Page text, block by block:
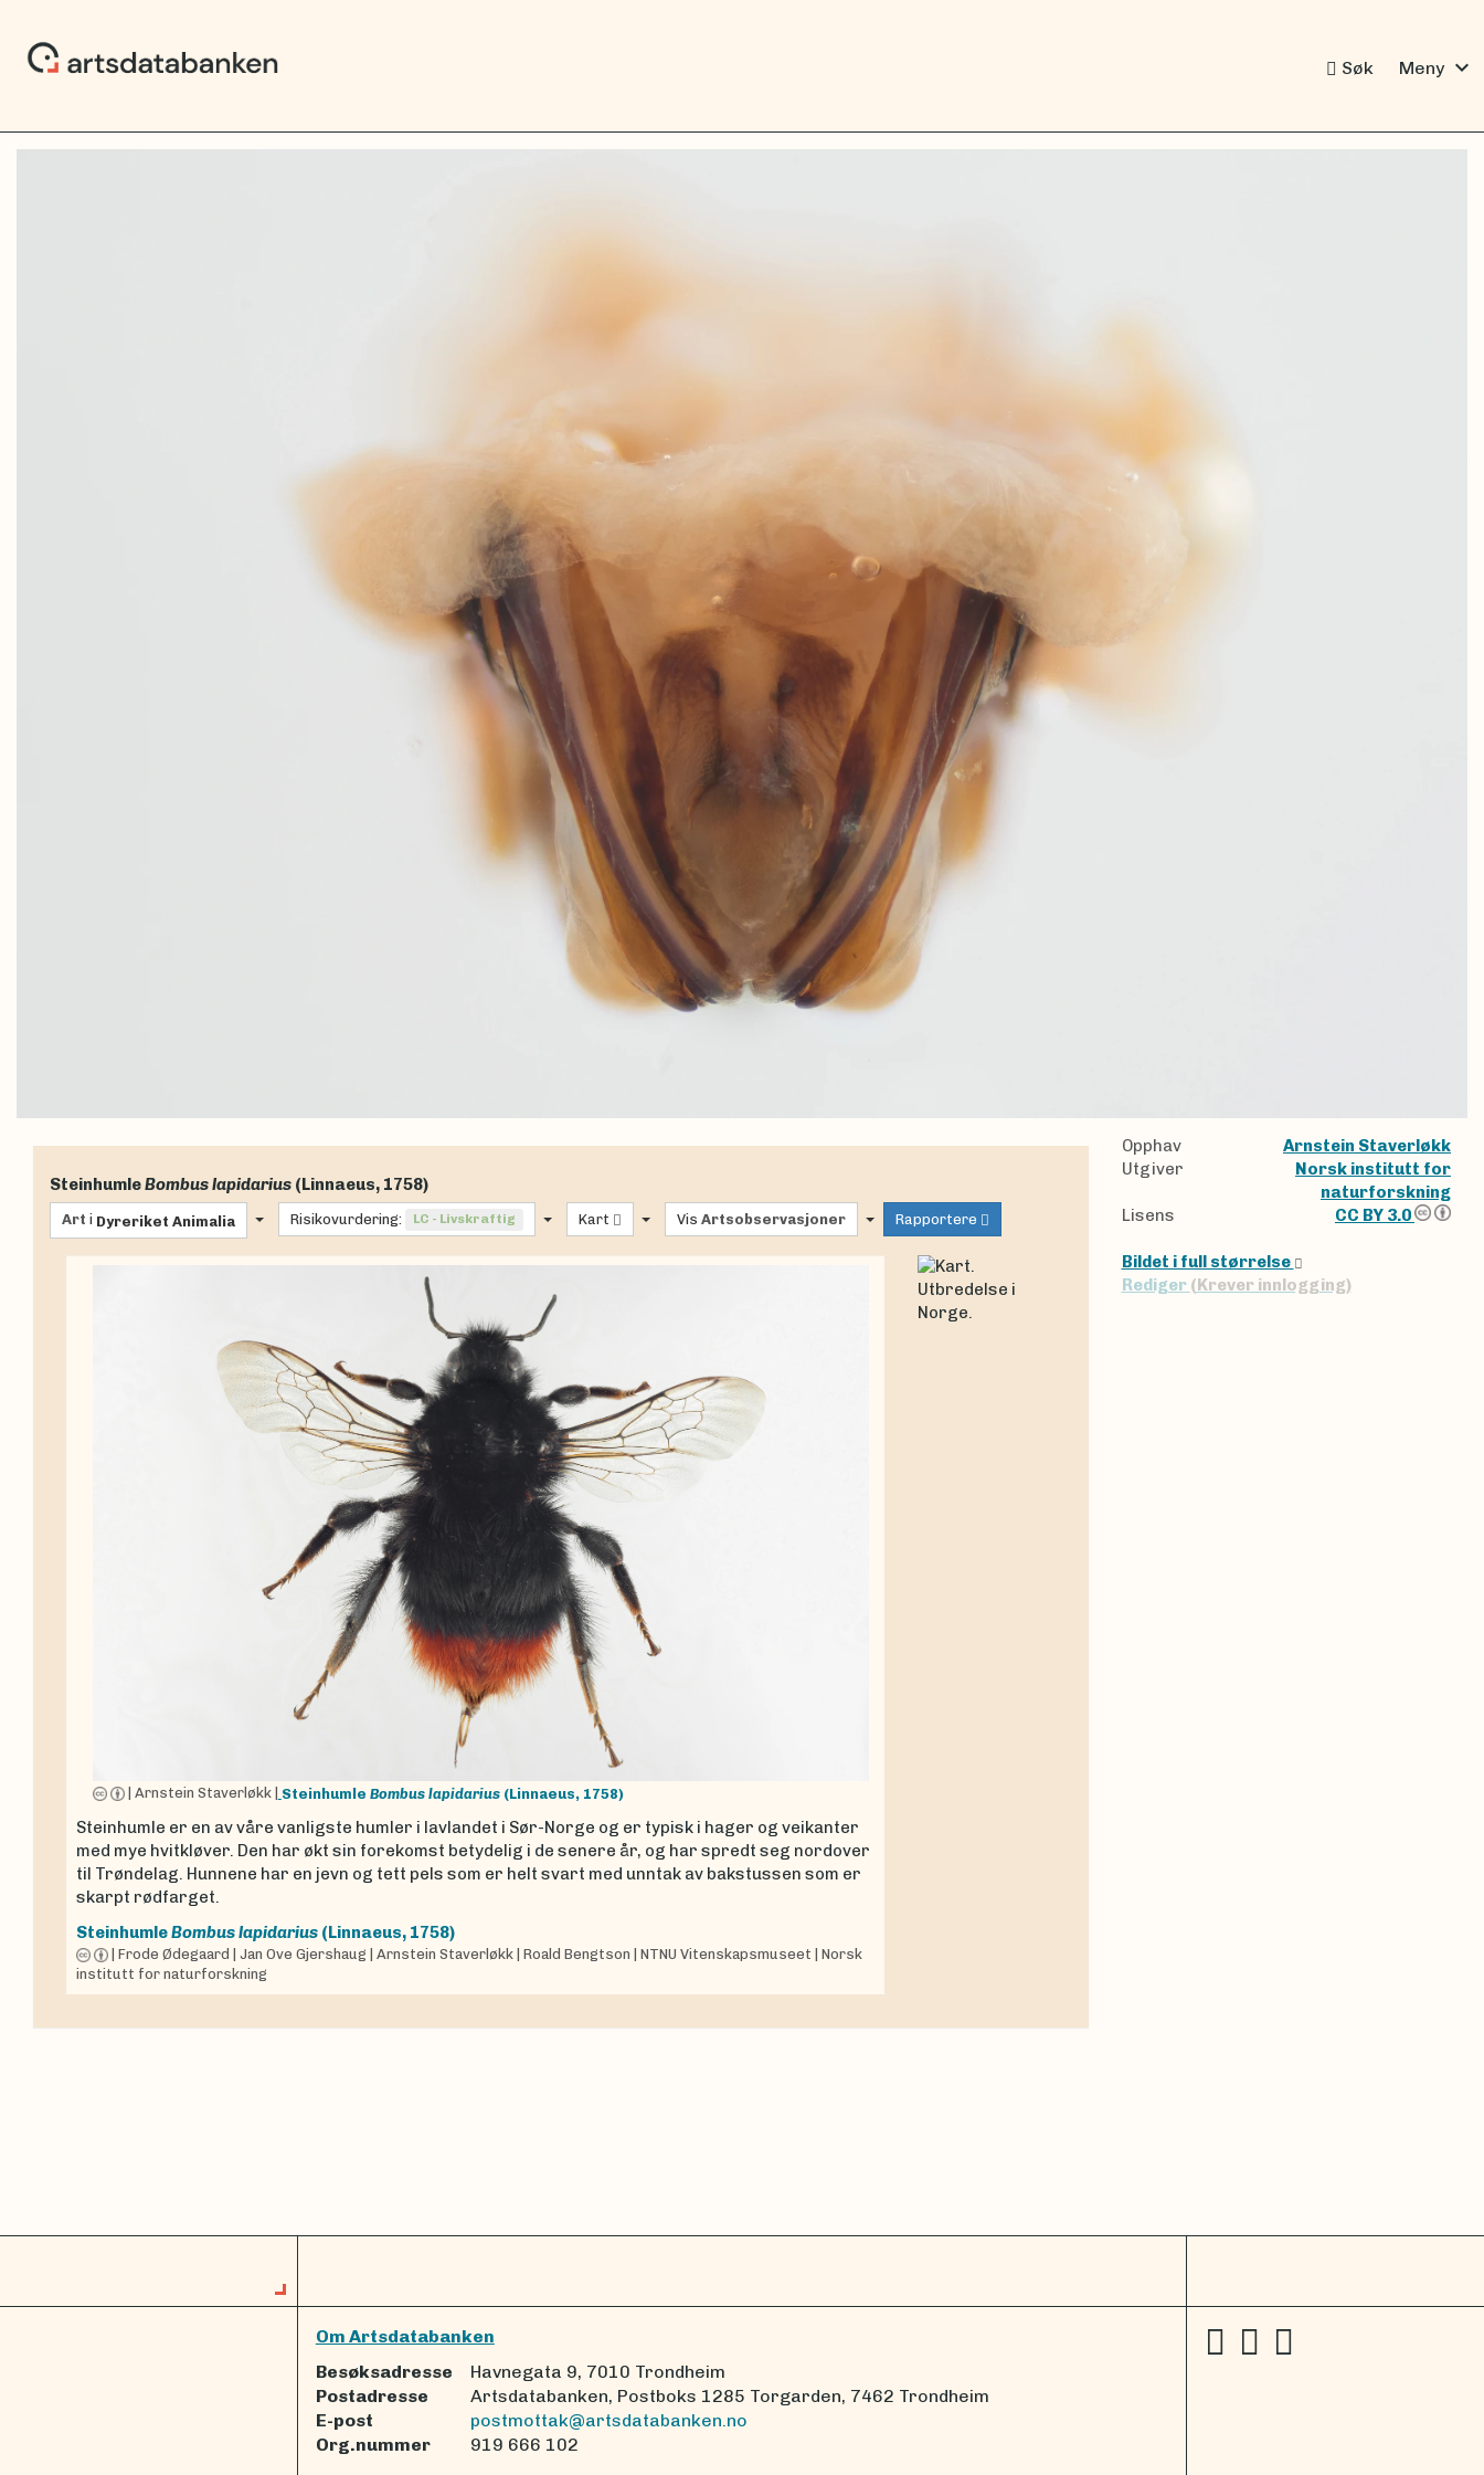
Søk Meny expand_more
SteinhumleBombus lapidarius (Linnaeus, 1758)
Art i Dyreriket Animalia Risikovurdering: LC - Livskraftig Kart VisArtsobservasjoner Rapportere
Arnstein Staverløkk Steinhumle Bombus lapidarius (Linnaeus, 1758)
Steinhumle er en av våre vanligste humler i lavlandet i Sør-Norge og er typisk i hager og veikanter
med mye hvitkløver. Den har økt sin forekomst betydelig i de senere år, og har spredt seg nordover
til Trøndelag. Hunnene har en jevn og tett pels som er helt svart med unntak av bakstussen som er
skarpt rødfarget.
SteinhumleBombus lapidarius (Linnaeus, 1758)
Frode Ødegaard Jan Ove Gjershaug Arnstein Staverløkk Roald Bengtson NTNU Vitenskapsmuseet
Norsk
institutt for naturforskning
Opphav
Arnstein Staverløkk
Utgiver
Norsk institutt for
naturforskning
Lisens
CC BY 3.0
Bildet i full størrelse
Rediger (Krever innlogging)
Om Artsdatabanken
Besøksadresse
Havnegata 9, 7010 Trondheim
Postadresse
Artsdatabanken, Postboks 1285 Torgarden, 7462 Trondheim
E-post
postmottak@artsdatabanken.no
Org.nummer
919 666 102